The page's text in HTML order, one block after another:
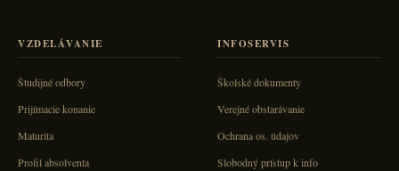
VZDELÁVANIE
Študijné odbory
Prijímacie konanie
Maturita
Profil absolventa
INFOSERVIS
Školské dokumenty
Verejné obstarávanie
Ochrana os. údajov
Slobodný prístup k info